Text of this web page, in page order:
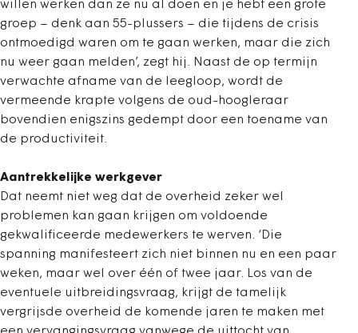
willen werken dan ze nu al doen en je hebt een grote
groep – denk aan 55-plussers – die tijdens de crisis
ontmoedigd waren om te gaan werken, maar die zich
nu weer gaan melden’, zegt hij. Naast de op termijn
verwachte afname van de leegloop, wordt de
vermeende krapte volgens de oud-hoogleraar
bovendien enigszins gedempt door een toename van
de productiviteit.
Aantrekkelijke werkgever
Dat neemt niet weg dat de overheid zeker wel
problemen kan gaan krijgen om voldoende
gekwalificeerde medewerkers te werven. ‘Die
spanning manifesteert zich niet binnen nu en een paar
weken, maar wel over één of twee jaar. Los van de
eventuele uitbreidingsvraag, krijgt de tamelijk
vergrijsde overheid de komende jaren te maken met